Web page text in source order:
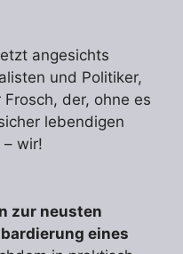
angesichts
und Politiker,
der, ohne es
lebendigen
wir!
zur neusten
eines